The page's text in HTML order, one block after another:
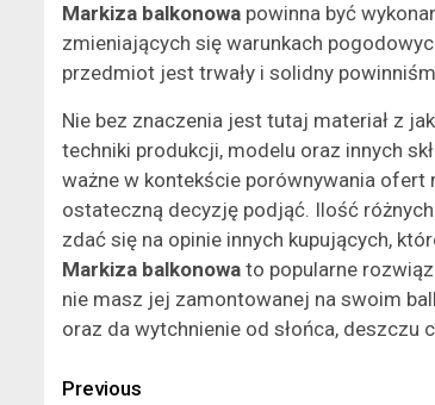
Markiza balkonowa powinna być
zmieniających się warunkach
przedmiot jest trwały i solidny
Nie bez znaczenia jest tutaj materiał z
techniki produkcji, modelu oraz innych
ważne w kontekście porównywania ofert
ostateczną decyzję podjąć. Ilość
zdać się na opinie innych kupujących,
Markiza balkonowa to popularne
nie masz jej zamontowanej na swoim
oraz da wytchnienie od słońca, deszczu
Continue
Previous